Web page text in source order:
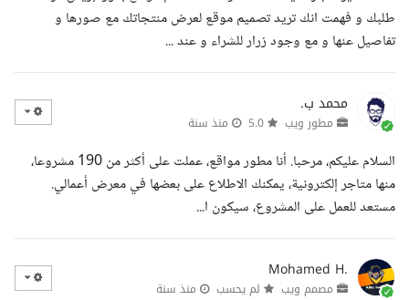
طلبك و فهمت انك تريد تصميم موقع لعرض منتجاتك مع صورها و
تفاصيل عنها و مع وجود زرار للشراء و عند ...
محمد ب.
مطور ويب منذ سنة
السلام عليكم، مرحبا. أنا مطور مواقع، عملت على أكثر من 190 مشروعا،
منها متاجر إلكترونية، يمكنك الاطلاع على بعضها في معرض أعمالي.
مستعد للعمل على المشروع، سيكون ا...
Mohamed H.
مصمم ويب لم يحسب منذ سنة